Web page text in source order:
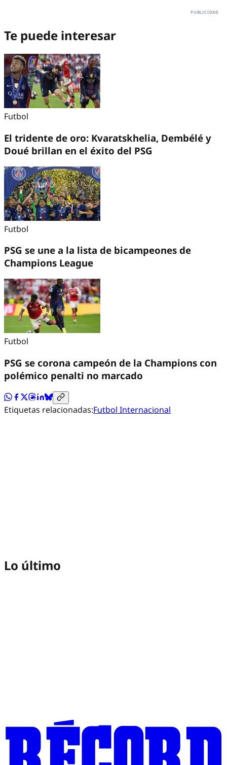
Te puede interesar
Futbol
El tridente de oro: Kvaratskhelia, Dembélé y
Doué brillan en el éxito del PSG
Futbol
PSG se une a la lista de bicampeones de
Champions League
Futbol
PSG se corona campeón de la Champions con
polémico penalti no marcado
Etiquetas relacionadas:Futbol Internacional
Lo último